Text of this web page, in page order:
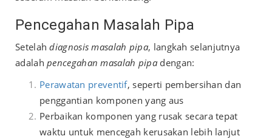
Pencegahan Masalah Pipa
Setelahdiagnosis masalah pipa, langkah selanjutnya
adalahpencegahan masalah pipa dengan:
Perawatan preventif, seperti pembersihan dan
penggantian komponen yang aus
Perbaikan komponen yang rusak secara tepat
waktu untuk mencegah kerusakan lebih lanjut